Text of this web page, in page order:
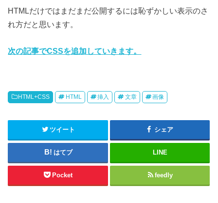
HTMLだけではまだまだ公開するには恥ずかしい表示のさ
れ方だと思います。
次の記事でCSSを追加していきます。
HTML+CSS HTML 挿入 文章 画像
ツイート シェア
はてブ LINE
Pocket feedly